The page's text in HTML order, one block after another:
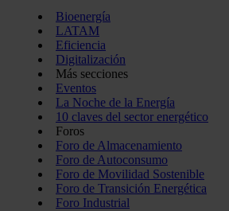
Bioenergía
LATAM
Eficiencia
Digitalización
Más secciones
Eventos
La Noche de la Energía
10 claves del sector energético
Foros
Foro de Almacenamiento
Foro de Autoconsumo
Foro de Movilidad Sostenible
Foro de Transición Energética
Foro Industrial